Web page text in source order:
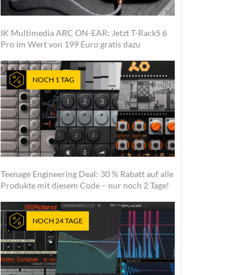
IK Multimedia ARC ON-EAR: Jetzt T-RackS 6
Pro im Wert von 199 Euro gratis dazu
NOCH 1 TAG
Teenage Engineering Deal: 30 % Rabatt auf alle
Produkte mit diesem Code – nur noch 2 Tage!
NOCH 24 TAGE